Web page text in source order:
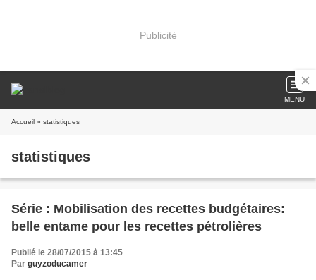
Publicité
MENU
Accueil » statistiques
statistiques
Série : Mobilisation des recettes budgétaires:
belle entame pour les recettes pétrolières
Publié le 28/07/2015 à 13:45
Par guyzoducamer